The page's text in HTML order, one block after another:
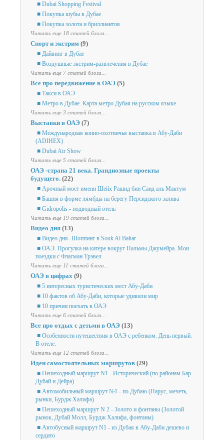
■ Dubai Shopping Festival
■ Покупка шубы в Дубае
■ Покупка золота и бриллиантов
Читать еще 18 статей блога...
Спорт и экстрим (9)
■ Дайвинг в Дубае
■ Воздушные экстрим-развлечения в Дубае
Читать еще 7 статей блога...
Все про передвижение в ОАЭ (5)
■ Такси в ОАЭ
■ Метро в Дубае. Карта метро Дубая на русском языке
Читать еще 3 статей блога...
Выставки в ОАЭ (7)
■ Международная конно-охотничья выставка в Абу-Даби
(ADIHEX)
■ Dubai Air Show
Читать еще 5 статей блога...
ОАЭ -страна 21 века. Грандиозные проекты
будущего. (22)
■ Арочный мост имени Шейх Рашид бин Саид аль Мактум
■ Башня в форме лямбды на берегу Персидского залива
■ Gidropolis - подводный отель
Читать еще 19 статей блога...
Видео дня (13)
■ Видео дня- Шоппинг в Souk Al Bahar
■ ОАЭ. Прогулка на катере вокруг Пальмы Джумейра. Мои
поездки с Флагман Трэвел
Читать еще 11 статей блога...
ОАЭ в цифрах (9)
■ 5 интересных туристических мест Абу-Даби
■ 10 фактов об Абу-Даби, которые удивили мир
■ 10 причин поехать в ОАЭ
Читать еще 6 статей блога...
Все про отдых с детьми в ОАЭ (13)
■ Особенности путешествия в ОАЭ с ребенком. День первый.
В отеле.
Читать еще 12 статей блога...
Идеи самостоятельных маршрутов (29)
■ Пешеходный маршрут N1 - Исторический (по районам Бар-
Дубай и Дейра)
■ Автомобильный маршрут №1 - по Дубаю (Парус, мечеть,
рынки, Бурдж Халифа)
■ Пешеходный маршрут N 2 - Золото и фонтаны (Золотой
рынок, Дубай Молл, Бурдж Халифа, фонтаны)
■ Автобусный маршрут N1 - из Дубая в Абу-Даби дешево и
сердито